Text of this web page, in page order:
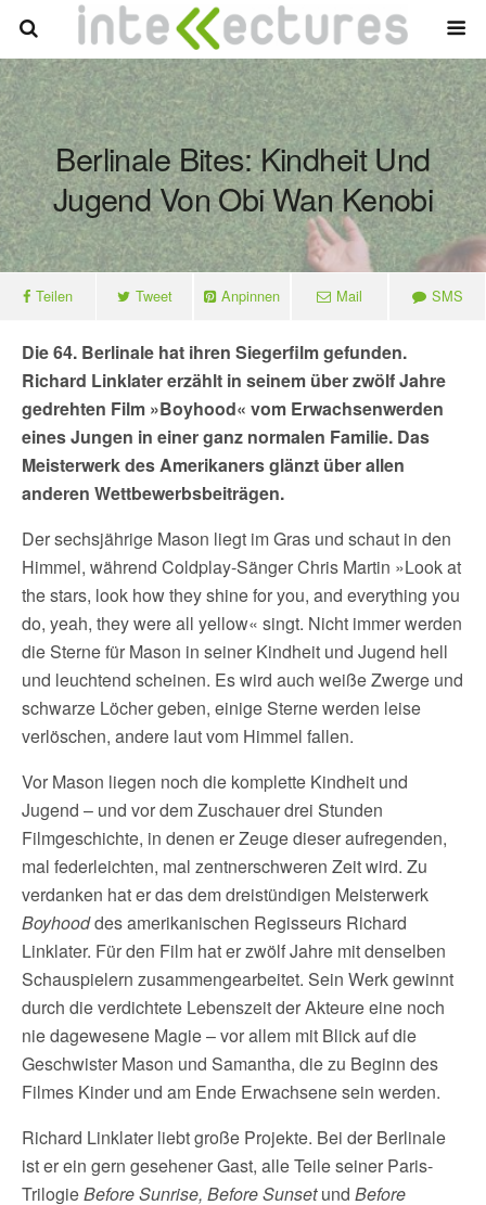
Berlinale Bites: Kindheit Und
Jugend Von Obi Wan Kenobi
Teilen Tweet Anpinnen Mail SMS
Die 64. Berlinale hat ihren Siegerfilm gefunden.
Richard Linklater erzählt in seinem über zwölf Jahre
gedrehten Film »Boyhood« vom Erwachsenwerden
eines Jungen in einer ganz normalen Familie. Das
Meisterwerk des Amerikaners glänzt über allen
anderen Wettbewerbsbeiträgen.
Der sechsjährige Mason liegt im Gras und schaut in den
Himmel, während Coldplay-Sänger Chris Martin »Look at
the stars, look how they shine for you, and everything you
do, yeah, they were all yellow« singt. Nicht immer werden
die Sterne für Mason in seiner Kindheit und Jugend hell
und leuchtend scheinen. Es wird auch weiße Zwerge und
schwarze Löcher geben, einige Sterne werden leise
verlöschen, andere laut vom Himmel fallen.
Vor Mason liegen noch die komplette Kindheit und
Jugend – und vor dem Zuschauer drei Stunden
Filmgeschichte, in denen er Zeuge dieser aufregenden,
mal federleichten, mal zentnerschweren Zeit wird. Zu
verdanken hat er das dem dreistündigen Meisterwerk
Boyhooddes amerikanischen Regisseurs Richard
Linklater. Für den Film hat er zwölf Jahre mit denselben
Schauspielern zusammengearbeitet. Sein Werk gewinnt
durch die verdichtete Lebenszeit der Akteure eine noch
nie dagewesene Magie – vor allem mit Blick auf die
Geschwister Mason und Samantha, die zu Beginn des
Filmes Kinder und am Ende Erwachsene sein werden.
Richard Linklater liebt große Projekte. Bei der Berlinale
ist er ein gern gesehener Gast, alle Teile seiner Paris-
TrilogieBefore Sunrise, Before Sunsetund Before